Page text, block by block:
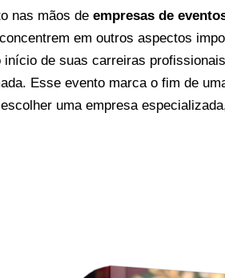
nas mãos de empresas de
em outros aspectos
início de suas carreiras
Esse evento marca o fim de
uma empresa